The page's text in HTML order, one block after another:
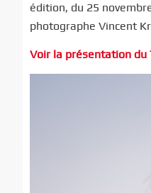
édition, du 25
photographe Vincent
Voir la présentation du